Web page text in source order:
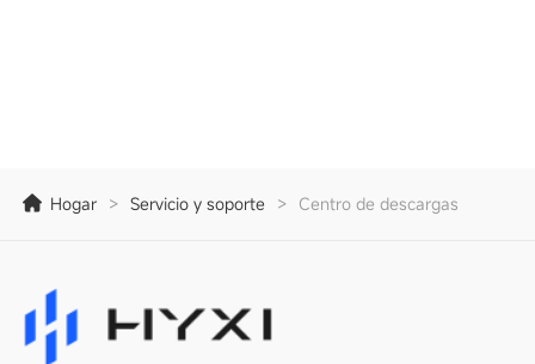
Hogar > Servicio y soporte > Centro de descargas